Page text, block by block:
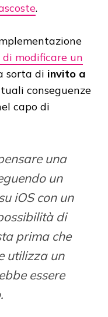
.
modificare un
sorta di invito a
conseguenze
capo di
una
un
iOS con un
di
prima che
utilizza un
essere